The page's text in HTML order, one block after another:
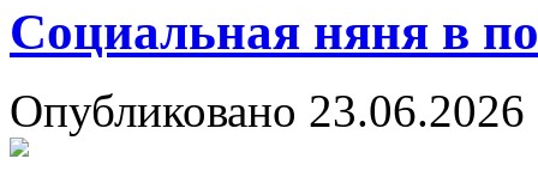
Социальная няня в
Опубликовано